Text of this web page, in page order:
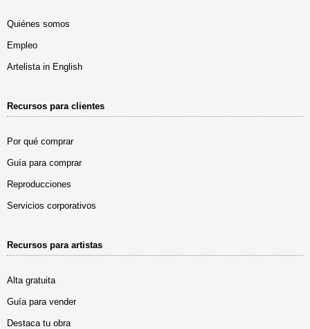
Quiénes somos
Empleo
Artelista in English
Recursos para clientes
Por qué comprar
Guía para comprar
Reproducciones
Servicios corporativos
Recursos para artistas
Alta gratuita
Guía para vender
Destaca tu obra